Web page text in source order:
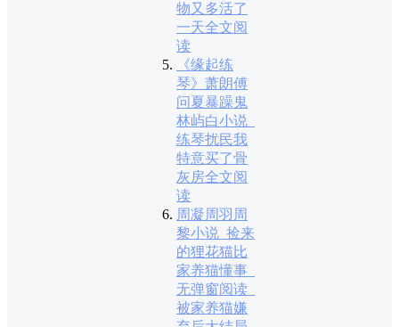
物又多活了
一天全文阅
读
《缘起练
琴》萧朗傅
问夏暴躁鬼
林屿白小说_
练琴扰民我
特意买了骨
灰房全文阅
读
周凝周羽周
黎小说_捡来
的狸花猫比
家养猫懂事_
无弹窗阅读_
被家养猫嫌